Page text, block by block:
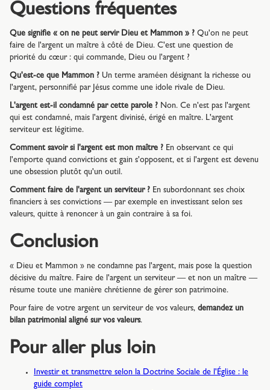
Questions fréquentes
Que signifie « on ne peut servir Dieu et Mammon » ? Qu'on ne peut
faire de l'argent un maître à côté de Dieu. C'est une question de
priorité du cœur : qui commande, Dieu ou l'argent ?
Qu'est-ce que Mammon ? Un terme araméen désignant la richesse ou
l'argent, personnifié par Jésus comme une idole rivale de Dieu.
L'argent est-il condamné par cette parole ? Non. Ce n'est pas l'argent
qui est condamné, mais l'argent divinisé, érigé en maître. L'argent
serviteur est légitime.
Comment savoir si l'argent est mon maître ? En observant ce qui
l'emporte quand convictions et gain s'opposent, et si l'argent est devenu
une obsession plutôt qu'un outil.
Comment faire de l'argent un serviteur ? En subordonnant ses choix
financiers à ses convictions — par exemple en investissant selon ses
valeurs, quitte à renoncer à un gain contraire à sa foi.
Conclusion
« Dieu et Mammon » ne condamne pas l'argent, mais pose la question
décisive du maître. Faire de l'argent un serviteur — et non un maître —
résume toute une manière chrétienne de gérer son patrimoine.
Pour faire de votre argent un serviteur de vos valeurs, demandez un
bilan patrimonial aligné sur vos valeurs.
Pour aller plus loin
Investir et transmettre selon la Doctrine Sociale de l'Église : le
guide complet